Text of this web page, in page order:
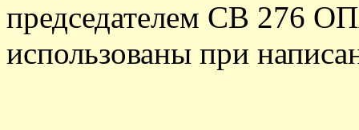
председателем СВ 276
использованы при